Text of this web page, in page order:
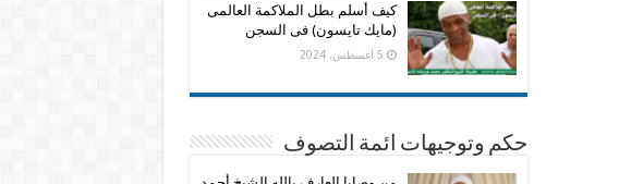
كيف أسلم بطل الملاكمة العالمى
(مايك تايسون) فى السجن
5 أغسطس، 2024
حكم وتوجيهات ائمة التصوف